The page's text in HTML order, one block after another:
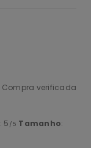
Compra verificada
: 5 /5 Tamanho: